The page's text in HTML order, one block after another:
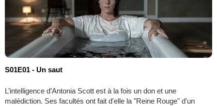
S01E01 - Un saut
L’intelligence d’Antonia Scott est à la fois un don et une
malédiction. Ses facultés ont fait d'elle la "Reine Rouge" d'un